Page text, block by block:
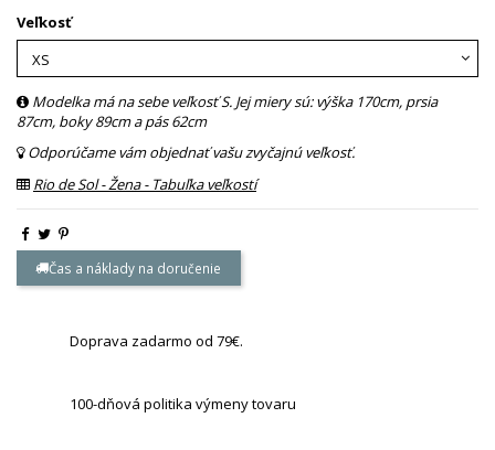
Veľkosť
Modelka má na sebe veľkosť S. Jej miery sú: výška 170cm, prsia
87cm, boky 89cm a pás 62cm
Odporúčame vám objednať vašu zvyčajnú veľkosť.
Rio de Sol - Žena - Tabuľka veľkostí
Čas a náklady na doručenie
Doprava zadarmo od 79€.
100-dňová politika výmeny tovaru